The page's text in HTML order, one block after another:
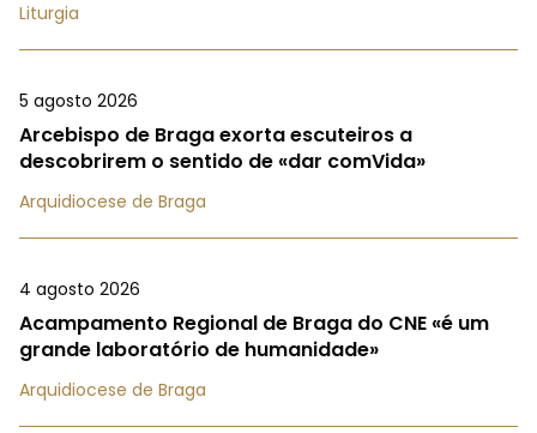
Liturgia
5 agosto 2026
Arcebispo de Braga exorta escuteiros a
descobrirem o sentido de «dar comVida»
Arquidiocese de Braga
4 agosto 2026
Acampamento Regional de Braga do CNE «é um
grande laboratório de humanidade»
Arquidiocese de Braga